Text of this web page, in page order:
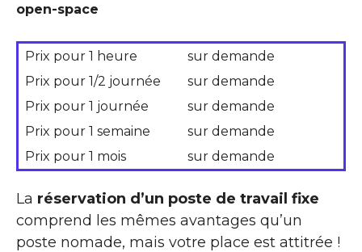
open-space
Prix pour 1 heure
sur demande
Prix pour 1/2 journée
sur demande
Prix pour 1 journée
sur demande
Prix pour 1 semaine
sur demande
Prix pour 1 mois
sur demande
La réservation d’un poste de travail fixe
comprend les mêmes avantages qu’un
poste nomade, mais votre place est attitrée !